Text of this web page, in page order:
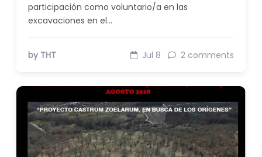
participación como voluntario/a en las
excavaciones en el…
by THT Jul 8 2 comments